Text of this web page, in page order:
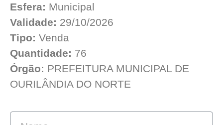
Esfera: Municipal
Validade: 29/10/2026
Tipo: Venda
Quantidade: 76
Órgão: PREFEITURA MUNICIPAL DE
OURILÂNDIA DO NORTE